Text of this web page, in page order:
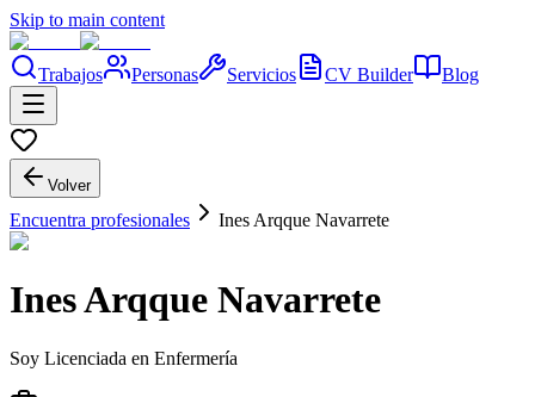
Skip to main content
Trabajos Personas Servicios CV Builder Blog
Volver
Encuentra profesionales Ines Arqque Navarrete
Ines Arqque Navarrete
Soy Licenciada en Enfermería